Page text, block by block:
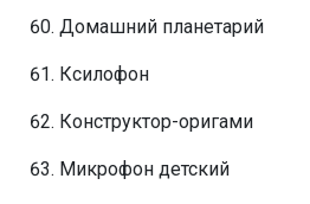
Домашний планетарий
Ксилофон
Конструктор-оригами
Микрофон детский